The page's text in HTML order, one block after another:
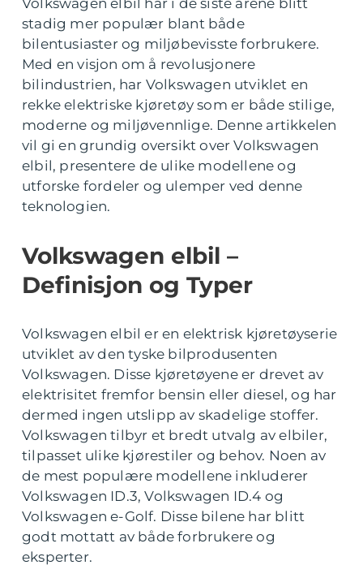
Volkswagen elbil har i de siste årene blitt
stadig mer populær blant både
bilentusiaster og miljøbevisste forbrukere.
Med en visjon om å revolusjonere
bilindustrien, har Volkswagen utviklet en
rekke elektriske kjøretøy som er både stilige,
moderne og miljøvennlige. Denne artikkelen
vil gi en grundig oversikt over Volkswagen
elbil, presentere de ulike modellene og
utforske fordeler og ulemper ved denne
teknologien.
Volkswagen elbil –
Definisjon og Typer
Volkswagen elbil er en elektrisk kjøretøyserie
utviklet av den tyske bilprodusenten
Volkswagen. Disse kjøretøyene er drevet av
elektrisitet fremfor bensin eller diesel, og har
dermed ingen utslipp av skadelige stoffer.
Volkswagen tilbyr et bredt utvalg av elbiler,
tilpasset ulike kjørestiler og behov. Noen av
de mest populære modellene inkluderer
Volkswagen ID.3, Volkswagen ID.4 og
Volkswagen e-Golf. Disse bilene har blitt
godt mottatt av både forbrukere og
eksperter.